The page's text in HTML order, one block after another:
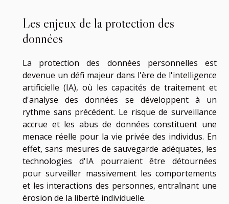
Les enjeux de la protection des
données
La protection des données personnelles est
devenue un défi majeur dans l'ère de l'intelligence
artificielle (IA), où les capacités de traitement et
d'analyse des données se développent à un
rythme sans précédent. Le risque de surveillance
accrue et les abus de données constituent une
menace réelle pour la vie privée des individus. En
effet, sans mesures de sauvegarde adéquates, les
technologies d'IA pourraient être détournées
pour surveiller massivement les comportements
et les interactions des personnes, entraînant une
érosion de la liberté individuelle.